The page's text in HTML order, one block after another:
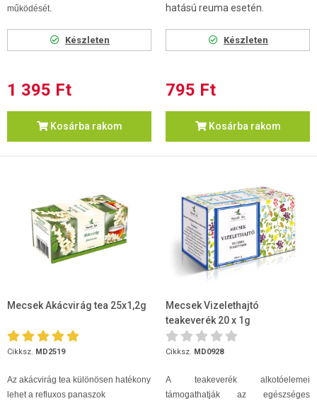
működését.
Készleten
1 395 Ft
Kosárba rakom
hatású reuma esetén.
Készleten
795 Ft
Kosárba rakom
Mecsek Akácvirág tea 25x1,2g
Cikksz. MD2519
Az akácvirág tea különösen hatékony
lehet a refluxos panaszok
Mecsek Vizelethajtó
teakeverék 20 x 1g
Cikksz. MD0928
A teakeverék alkotóelemei
támogathatják az egészséges